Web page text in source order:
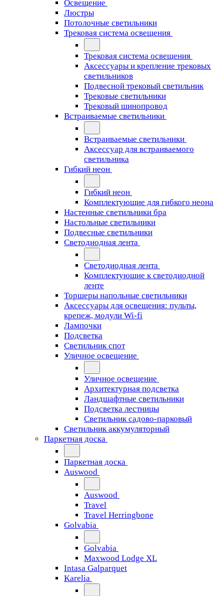
Освещение
Люстры
Потолочные светильники
Трековая система освещения
Трековая система освещения
Аксессуары и крепление трековых
светильников
Подвесной трековый светильник
Трековые светильники
Трековый шинопровод
Встраиваемые светильники
Встраиваемые светильники
Аксессуар для встраиваемого
светильника
Гибкий неон
Гибкий неон
Комплектующие для гибкого неона
Настенные светильники бра
Настольные светильники
Подвесные светильники
Светодиодная лента
Светодиодная лента
Комплектующие к светодиодной
ленте
Торшеры напольные светильники
Аксессуары для освещения: пульты,
крепеж, модули Wi-fi
Лампочки
Подсветка
Светильник спот
Уличное освещение
Уличное освещение
Архитектурная подсветка
Ландшафтные светильники
Подсветка лестницы
Светильник садово-парковый
Светильник аккумуляторный
Паркетная доска
Паркетная доска
Auswood
Auswood
Travel
Travel Herringbone
Golvabia
Golvabia
Maxwood Lodge XL
Intasa Galparquet
Karelia